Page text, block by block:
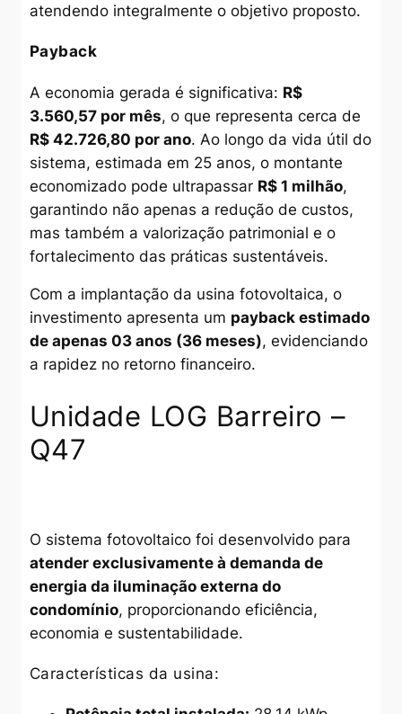
atendendo integralmente o objetivo proposto.
Payback
A economia gerada é significativa: R$
3.560,57 por mês, o que representa cerca de
R$ 42.726,80 por ano. Ao longo da vida útil do
sistema, estimada em 25 anos, o montante
economizado pode ultrapassar R$ 1 milhão,
garantindo não apenas a redução de custos,
mas também a valorização patrimonial e o
fortalecimento das práticas sustentáveis.
Com a implantação da usina fotovoltaica, o
investimento apresenta um payback estimado
de apenas 03 anos (36 meses), evidenciando
a rapidez no retorno financeiro.
Unidade LOG Barreiro –
Q47
O sistema fotovoltaico foi desenvolvido para
atender exclusivamente à demanda de
energia da iluminação externa do
condomínio, proporcionando eficiência,
economia e sustentabilidade.
Características da usina: